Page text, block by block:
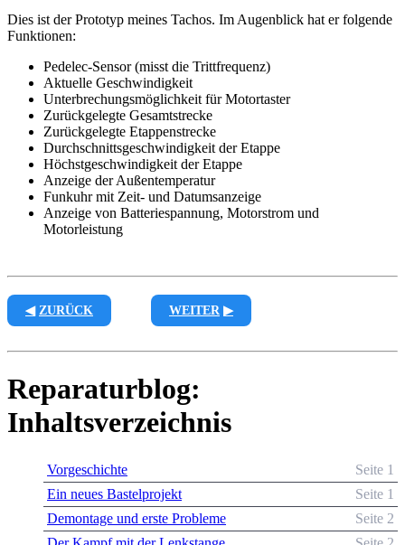
Dies ist der Prototyp meines Tachos. Im Augenblick hat er folgende
Funktionen:
Pedelec-Sensor (misst die Trittfrequenz)
Aktuelle Geschwindigkeit
Unterbrechungsmöglichkeit für Motortaster
Zurückgelegte Gesamtstrecke
Zurückgelegte Etappenstrecke
Durchschnittsgeschwindigkeit der Etappe
Höchstgeschwindigkeit der Etappe
Anzeige der Außentemperatur
Funkuhr mit Zeit- und Datumsanzeige
Anzeige von Batteriespannung, Motorstrom und
Motorleistung
ZURÜCK WEITER
Reparaturblog:
Inhaltsverzeichnis
Seite 1
Vorgeschichte
Seite 1
Ein neues Bastelprojekt
Seite 2
Demontage und erste Probleme